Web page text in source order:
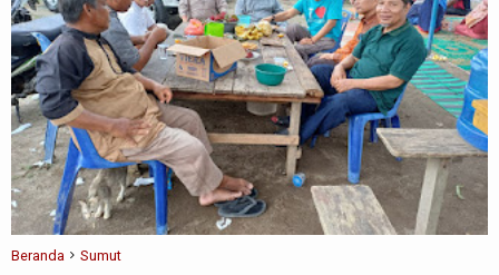
Beranda Sumut
EDUKASI
ADVETORIAL
REDAKSI